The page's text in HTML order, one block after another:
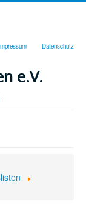
Datenschutz
e.V.